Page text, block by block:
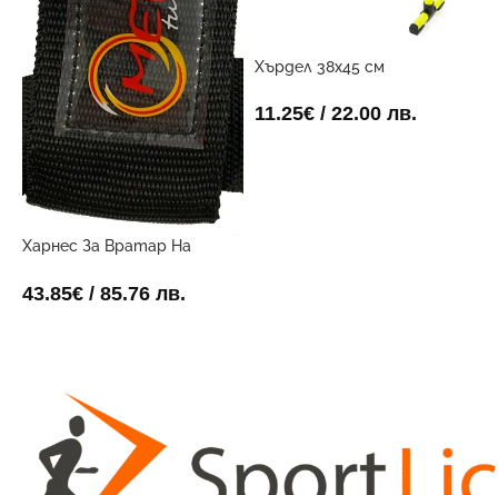
Харнес За Вратар На
43.85€ / 85.76 лв.
Хърдел 38х45 см
11.25€/ 22.00 лв.